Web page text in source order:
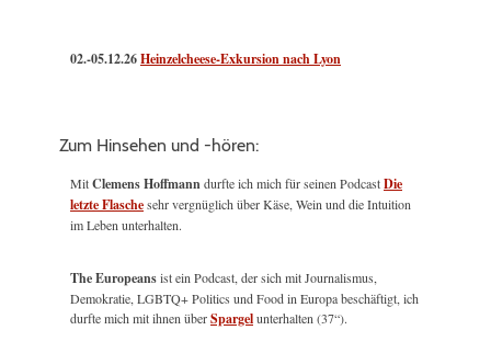
02.-05.12.26Heinzelcheese-Exkursion nach Lyon
Zum Hinsehen und -hören:
MitClemens Hoffmanndurfte ich mich für seinen PodcastDie
letzte Flaschesehr vergnüglich über Käse, Wein und die Intuition
im Leben unterhalten.
The Europeansist ein Podcast, der sich mit Journalismus,
Demokratie, LGBTQ+ Politics und Food in Europa beschäftigt, ich
durfte mich mit ihnen überSpargelunterhalten (37“).